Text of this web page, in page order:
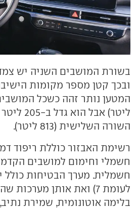
בשורת המושבים השניה יש
ליטר) אבל
השורה השלישית (813 ליטר).
רשימת האבזור כוללת ריפוד
חשמלי וחימום למושבים
לעומת 7) ואת אותן
בלימה אוטונומית, שמירת